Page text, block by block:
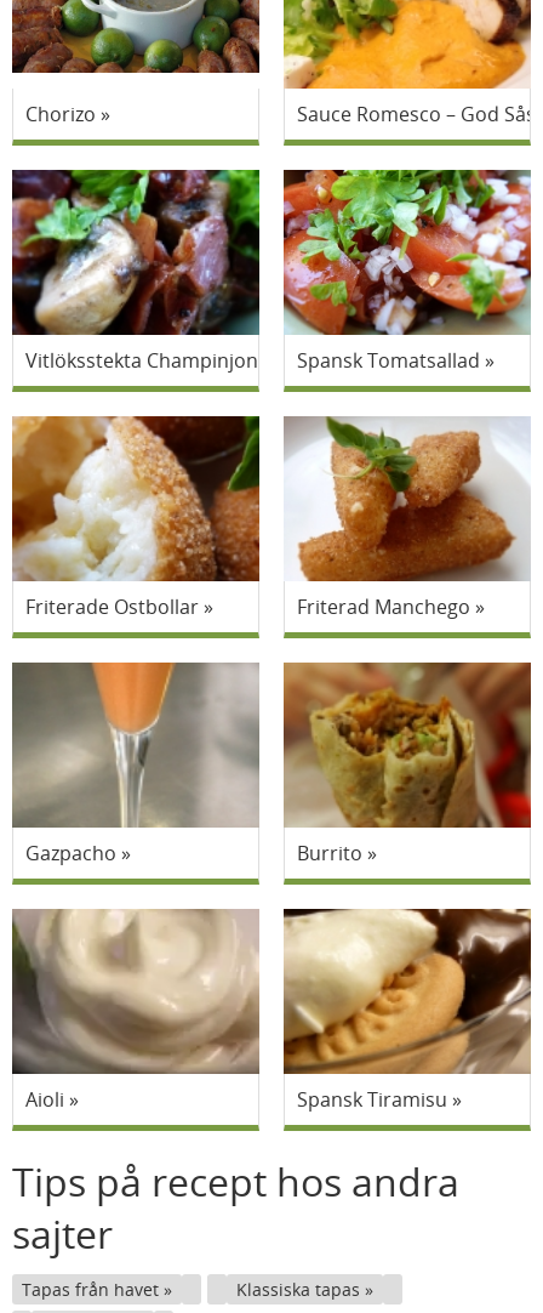
Chorizo Sauce Romesco – God
Vitlöksstekta Champinjoner Spansk Tomatsallad
Friterade Ostbollar Friterad Manchego
Gazpacho Burrito
Aioli Spansk Tiramisu
Tips på recept hos andra
sajter
Tapas från havet
Klassiska tapas